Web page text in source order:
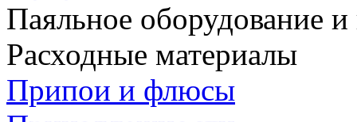
Паяльное оборудование
Расходные материалы
Припои и флюсы